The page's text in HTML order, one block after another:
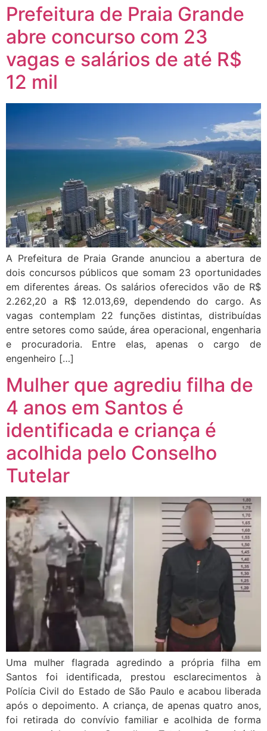
Prefeitura de Praia Grande
abre concurso com 23
vagas e salários de até R$
12 mil
A Prefeitura de Praia Grande anunciou a abertura de
dois concursos públicos que somam 23 oportunidades
em diferentes áreas. Os salários oferecidos vão de R$
2.262,20 a R$ 12.013,69, dependendo do cargo. As
vagas contemplam 22 funções distintas, distribuídas
entre setores como saúde, área operacional, engenharia
e procuradoria. Entre elas, apenas o cargo de
engenheiro […]
Mulher que agrediu filha de
4 anos em Santos é
identificada e criança é
acolhida pelo Conselho
Tutelar
Uma mulher flagrada agredindo a própria filha em
Santos foi identificada, prestou esclarecimentos à
Polícia Civil do Estado de São Paulo e acabou liberada
após o depoimento. A criança, de apenas quatro anos,
foi retirada do convívio familiar e acolhida de forma